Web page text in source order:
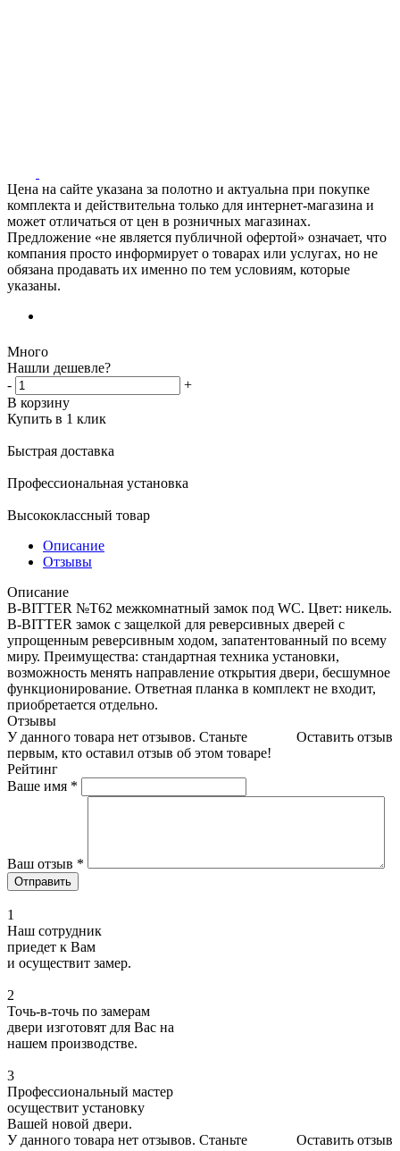
Цена на сайте указана за полотно и актуальна при покупке
комплекта и действительна только для интернет-магазина и
может отличаться от цен в розничных магазинах.
Предложение «не является публичной офертой» означает, что
компания просто информирует о товарах или услугах, но не
обязана продавать их именно по тем условиям, которые
указаны.
Много
Нашли дешевле?
-
+
В корзину
Купить в 1 клик
Быстрая доставка
Профессиональная установка
Высококлассный товар
Описание
Отзывы
Описание
B-BITTER №T62 межкомнатный замок под WC. Цвет: никель.
B-BITTER замок с защелкой для реверсивных дверей с
упрощенным реверсивным ходом, запатентованный по всему
миру. Преимущества: стандартная техника установки,
возможность менять направление открытия двери, бесшумное
функционирование. Ответная планка в комплект не входит,
приобретается отдельно.
Отзывы
Оставить отзыв
У данного товара нет отзывов. Станьте
первым, кто оставил отзыв об этом товаре!
Рейтинг
Ваше имя *
Ваш отзыв *
1
Наш сотрудник
приедет к Вам
и осуществит замер.
2
Точь-в-точь по замерам
двери изготовят для Вас на
нашем производстве.
3
Профессиональный мастер
осуществит установку
Вашей новой двери.
Оставить отзыв
У данного товара нет отзывов. Станьте